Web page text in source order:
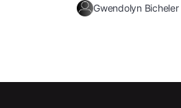
Gwendolyn Bicheler